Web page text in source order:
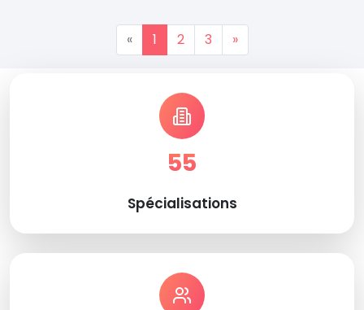
« 1 2 3 »
55
Spécialisations